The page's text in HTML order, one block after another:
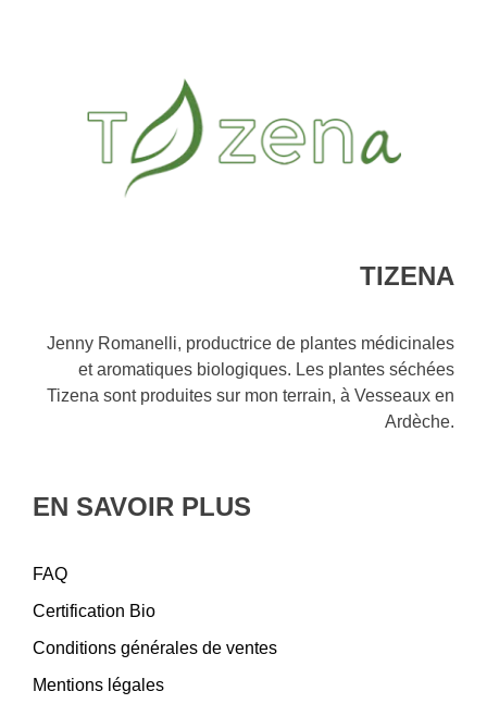
TIZENA
Jenny Romanelli, productrice de plantes médicinales
et aromatiques biologiques. Les plantes séchées
Tizena sont produites sur mon terrain, à Vesseaux en
Ardèche.
EN SAVOIR PLUS
FAQ
Certification Bio
Conditions générales de ventes
Mentions légales